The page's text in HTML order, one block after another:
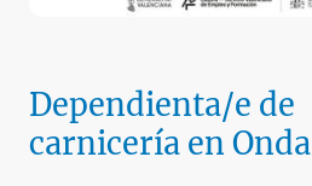
Dependienta/e de
carnicería en Onda